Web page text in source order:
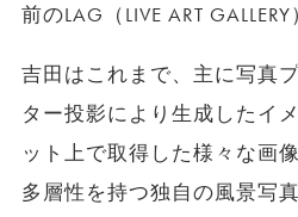
前のLAG（LIVE ART
吉田はこれまで、主に写真
ター投影により生成したイ
ット上で取得した様々な画
多層性を持つ独自の風景写